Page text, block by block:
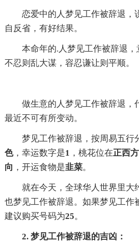
恋爱中的人梦见工作被辞退，
自反省，有好结果。
本命年的.人梦见工作被辞退
不忍则乱大谋，容忍谦让则平顺。
做生意的人梦见工作被辞退，
最近不可有所变动。
梦见工作被辞退，按周易五行
色，幸运数字是1 ，桃花位在正西
向 ，开运食物是韭菜。
就在今天，全球华人世界里大
也梦见工作被辞退。如果梦见工作
建议购买号码为25。
2. 梦见工作被辞退的吉凶：